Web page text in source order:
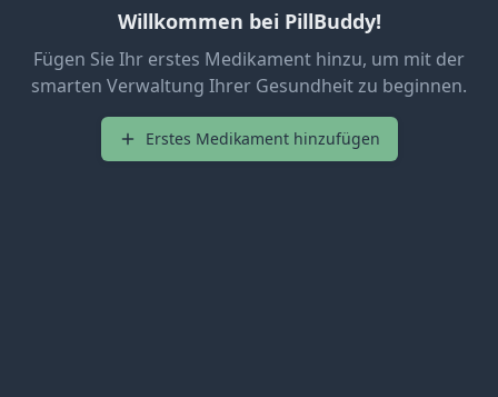
Willkommen bei PillBuddy!
Fügen Sie Ihr erstes Medikament hinzu, um mit der
smarten Verwaltung Ihrer Gesundheit zu beginnen.
Erstes Medikament hinzufügen